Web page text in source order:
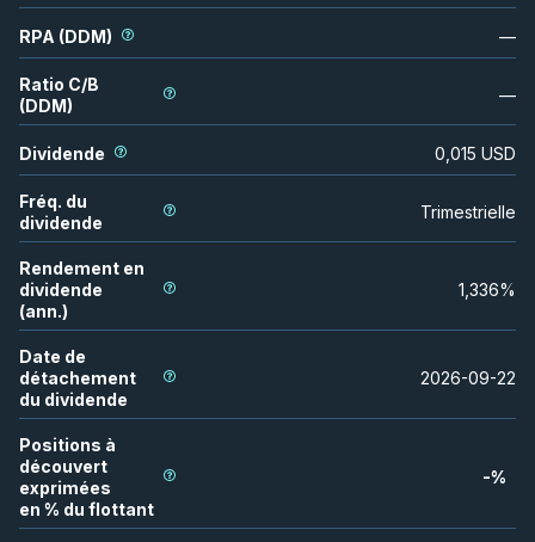
RPA (DDM) —
Ratio C/B
(DDM)
—
Dividende 0,015 USD
Fréq. du
dividende
Trimestrielle
Rendement en
dividende
(ann.)
1,336%
Date de
détachement
du dividende
2026-09-22
Positions à
découvert
exprimées
en % du flottant
-%